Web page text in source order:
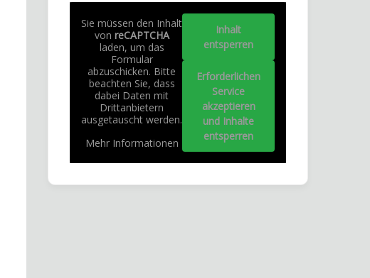
Sie müssen den Inhalt
von reCAPTCHA
laden, um das
Formular
abzuschicken. Bitte
beachten Sie, dass
dabei Daten mit
Drittanbietern
ausgetauscht werden.
Mehr Informationen
Inhalt
entsperren
Erforderlichen
Service
akzeptieren
und Inhalte
entsperren